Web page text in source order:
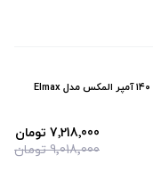
اینورتر جوشکاری IGBT خانگی ۱۴۰ آمپر المکس مدل Elmax
9٬018٬000 تومان
7٬218٬000 تومان